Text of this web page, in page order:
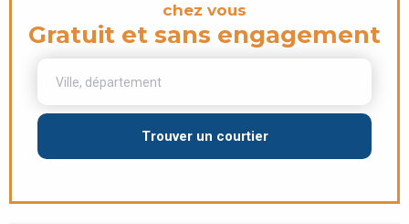
chez vous
Gratuit et sans engagement
Trouver un courtier